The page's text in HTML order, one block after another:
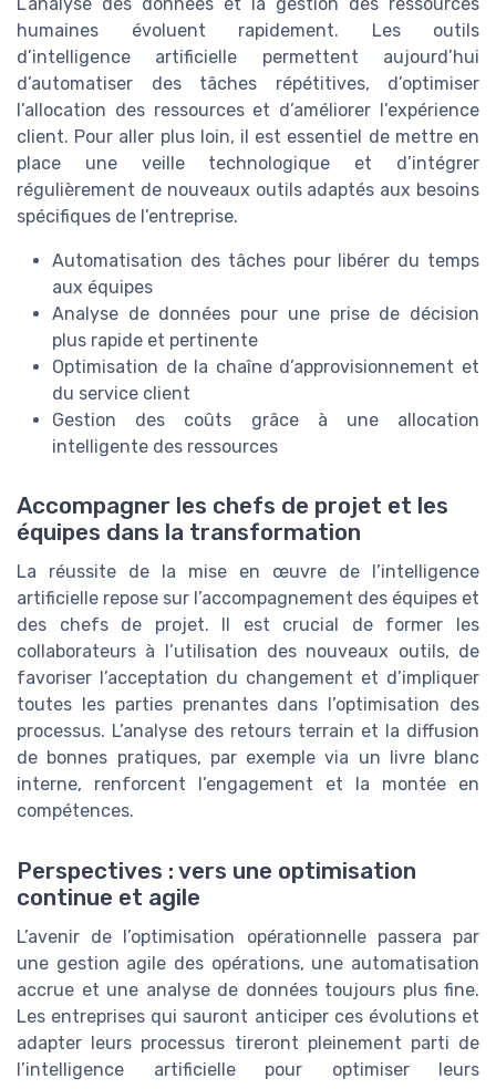
humaines évoluent rapidement. Les outils
d’intelligence artificielle permettent aujourd’hui
d’automatiser des tâches répétitives, d’optimiser
l’allocation des ressources et d’améliorer l’expérience
client. Pour aller plus loin, il est essentiel de mettre en
place une veille technologique et d’intégrer
régulièrement de nouveaux outils adaptés aux besoins
spécifiques de l’entreprise.
Automatisation des tâches pour libérer du temps
aux équipes
Analyse de données pour une prise de décision
plus rapide et pertinente
Optimisation de la chaîne d’approvisionnement et
du service client
Gestion des coûts grâce à une allocation
intelligente des ressources
Accompagner les chefs de projet et les
équipes dans la transformation
La réussite de la mise en œuvre de l’intelligence
artificielle repose sur l’accompagnement des équipes et
des chefs de projet. Il est crucial de former les
collaborateurs à l’utilisation des nouveaux outils, de
favoriser l’acceptation du changement et d’impliquer
toutes les parties prenantes dans l’optimisation des
processus. L’analyse des retours terrain et la diffusion
de bonnes pratiques, par exemple via un livre blanc
interne, renforcent l’engagement et la montée en
compétences.
Perspectives : vers une optimisation
continue et agile
L’avenir de l’optimisation opérationnelle passera par
une gestion agile des opérations, une automatisation
accrue et une analyse de données toujours plus fine.
Les entreprises qui sauront anticiper ces évolutions et
adapter leurs processus tireront pleinement parti de
l’intelligence artificielle pour optimiser leurs